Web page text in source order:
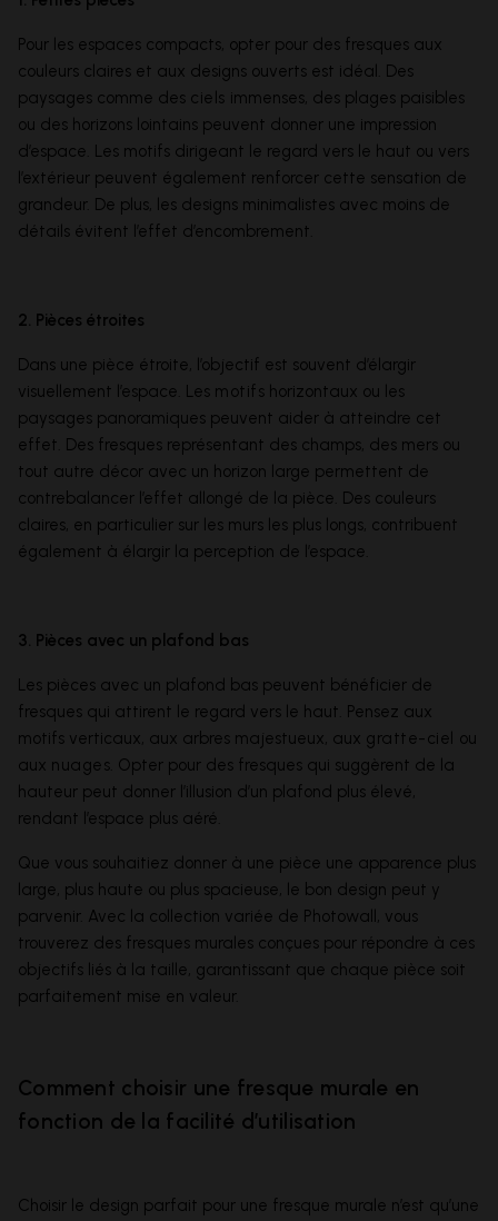
Pour les espaces compacts, opter pour des fresques aux
couleurs claires et aux designs ouverts est idéal. Des
paysages comme des ciels immenses, des plages paisibles
ou des horizons lointains peuvent donner une impression
d’espace. Les motifs dirigeant le regard vers le haut ou vers
l’extérieur peuvent également renforcer cette sensation de
grandeur. De plus, les designs minimalistes avec moins de
détails évitent l’effet d’encombrement.
2. Pièces étroites
Dans une pièce étroite, l’objectif est souvent d’élargir
visuellement l’espace. Les motifs horizontaux ou les
paysages panoramiques peuvent aider à atteindre cet
effet. Des fresques représentant des champs, des mers ou
tout autre décor avec un horizon large permettent de
contrebalancer l’effet allongé de la pièce. Des couleurs
claires, en particulier sur les murs les plus longs, contribuent
également à élargir la perception de l’espace.
3. Pièces avec un plafond bas
Les pièces avec un plafond bas peuvent bénéficier de
fresques qui attirent le regard vers le haut. Pensez aux
motifs verticaux, aux arbres majestueux, aux gratte-ciel ou
aux nuages . Opter pour des fresques qui suggèrent de la
hauteur peut donner l’illusion d’un plafond plus élevé,
rendant l’espace plus aéré.
Que vous souhaitiez donner à une pièce une apparence plus
large, plus haute ou plus spacieuse, le bon design peut y
parvenir. Avec la collection variée de Photowall, vous
trouverez des fresques murales conçues pour répondre à ces
objectifs liés à la taille, garantissant que chaque pièce soit
parfaitement mise en valeur.
Comment choisir une fresque murale en
fonction de la facilité d’utilisation
Choisir le design parfait pour une fresque murale n’est qu’une